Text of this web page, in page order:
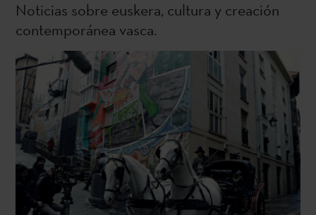
Noticias sobre euskera, cultura y creación
contemporánea vasca.